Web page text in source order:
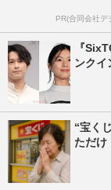
PR(合同会社デ
『
ンクイ
“宝く
ただけ